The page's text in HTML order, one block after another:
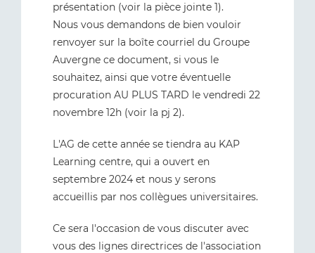
présentation (voir la pièce jointe 1).
Nous vous demandons de bien vouloir
renvoyer sur la boîte courriel du Groupe
Auvergne ce document, si vous le
souhaitez, ainsi que votre éventuelle
procuration AU PLUS TARD le vendredi 22
novembre 12h (voir la pj 2).
L'AG de cette année se tiendra au KAP
Learning centre, qui a ouvert en
septembre 2024 et nous y serons
accueillis par nos collègues universitaires.
Ce sera l'occasion de vous discuter avec
vous des lignes directrices de l'association